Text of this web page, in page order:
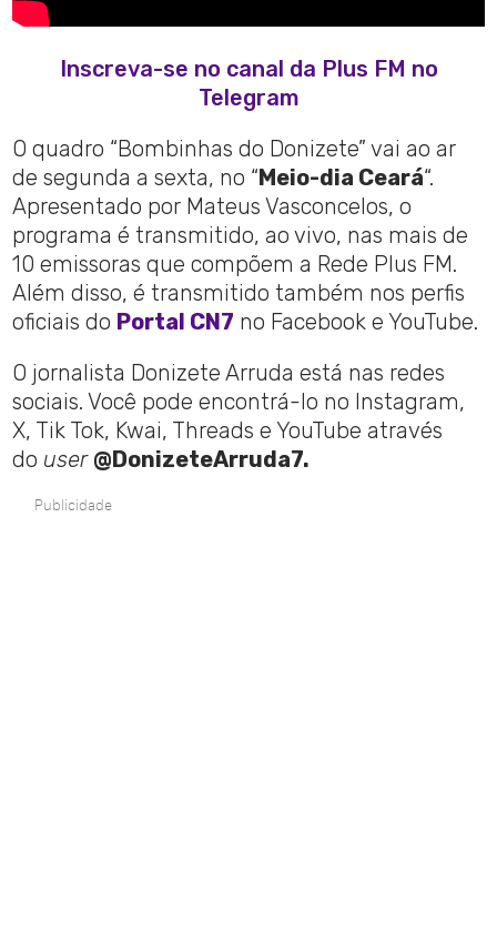
Inscreva-se no canal da Plus FM no
Telegram
O quadro “Bombinhas do Donizete” vai ao ar
de segunda a sexta, no “ Meio-dia Ceará“.
Apresentado por Mateus Vasconcelos, o
programa é transmitido, ao vivo, nas mais de
10 emissoras que compõem a Rede Plus FM.
Além disso, é transmitido também nos perfis
oficiais do Portal CN7 no Facebook e YouTube.
O jornalista Donizete Arruda está nas redes
sociais. Você pode encontrá-lo no Instagram,
X, Tik Tok, Kwai, Threads e YouTube através
do user @DonizeteArruda7.
Publicidade